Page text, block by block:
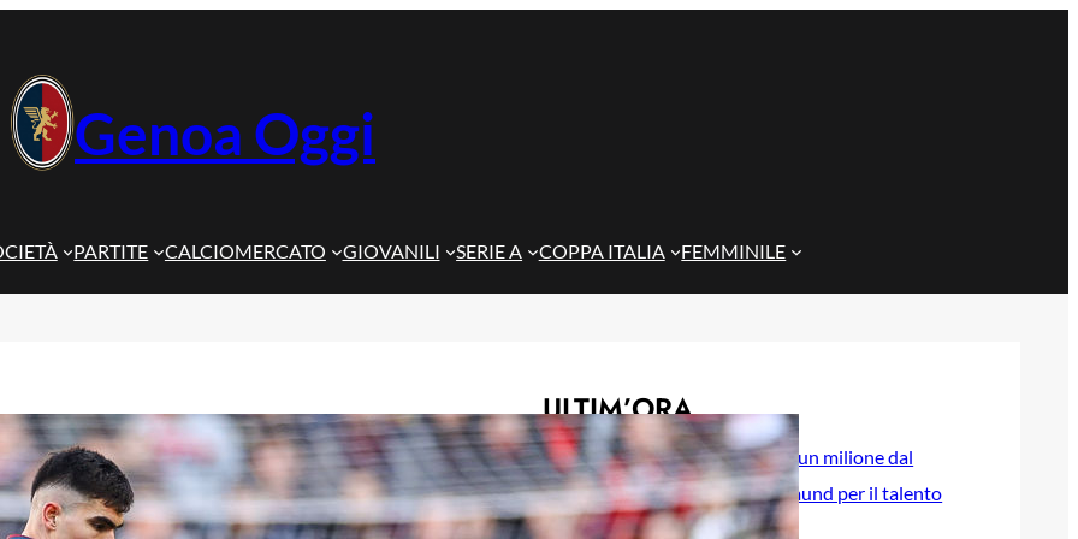
Genoa Oggi
PARTITE CALCIOMERCATO GIOVANILI SERIE A COPPA ITALIA FEMMINILE
ULTIM’ORA
Il Genoa rifiuta un milione dal
Borussia Dortmund per il talento
Scaglione